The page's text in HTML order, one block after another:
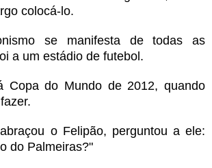
colocá-lo.
se manifesta de todas as
a um estádio de futebol.
Copa do Mundo de 2012, quando
o Felipão, perguntou a ele:
do Palmeiras?"